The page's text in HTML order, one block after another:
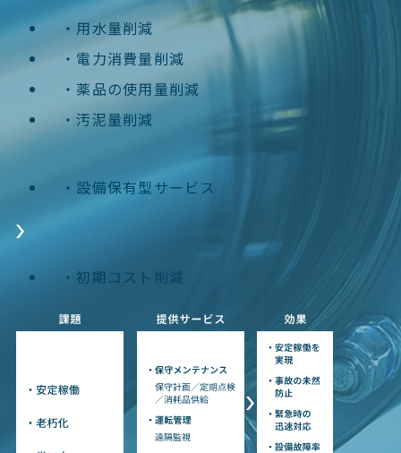
用水量削減
電力消費量削減
薬品の使用量削減
汚泥量削減
設備保有型サービス
初期コスト削減